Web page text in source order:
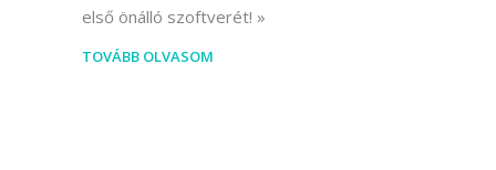
első önálló szoftverét!
TOVÁBB OLVASOM